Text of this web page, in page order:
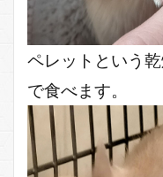
ペレットという
で食べます。